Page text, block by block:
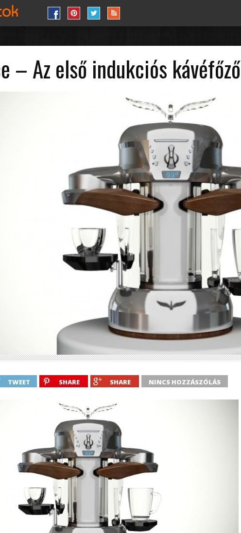
– Az első indukciós kávéfőző
TWEET SHARE SHARE NINCS HOZZÁSZÓLÁS